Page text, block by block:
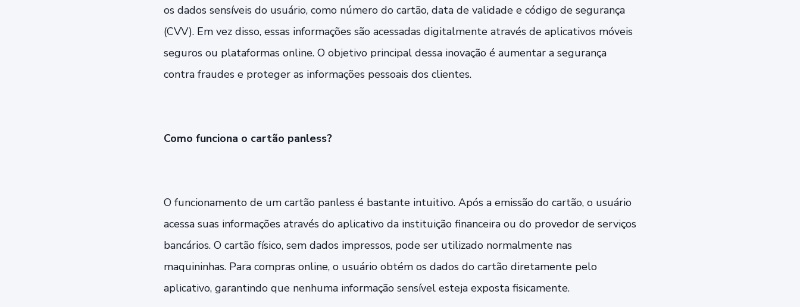
os dados sensíveis do usuário, como número do cartão, data de validade e código de segurança
(CVV). Em vez disso, essas informações são acessadas digitalmente através de aplicativos móveis
seguros ou plataformas online. O objetivo principal dessa inovação é aumentar a segurança
contra fraudes e proteger as informações pessoais dos clientes.
Como funciona o cartão panless?
O funcionamento de um cartão panless é bastante intuitivo. Após a emissão do cartão, o usuário
acessa suas informações através do aplicativo da instituição financeira ou do provedor de serviços
bancários. O cartão físico, sem dados impressos, pode ser utilizado normalmente nas
maquininhas. Para compras online, o usuário obtém os dados do cartão diretamente pelo
aplicativo, garantindo que nenhuma informação sensível esteja exposta fisicamente.